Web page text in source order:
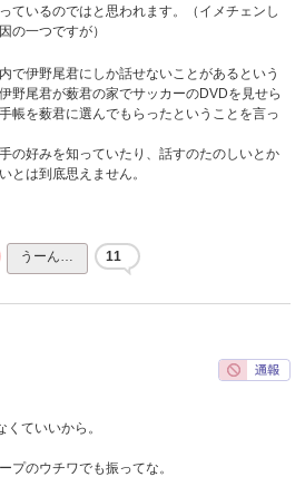
ているのではと思われます。（イメチェンし
の一つですが）
で伊野尾君にしか話せないことがあるという
野尾君が薮君の家でサッカーのDVDを見せら
帳を薮君に選んでもらったということを言っ
の好みを知っていたり、話すのたのしいとか
とは到底思えません。
うーん… 11
ていいから。
プのウチワでも振ってな。